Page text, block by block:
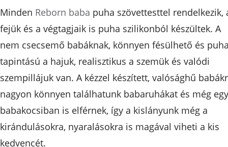
Minden Reborn baba puha szövettesttel rendelkezik,
fejük és a végtagjaik is puha szilikonból készültek. A
nem csecsemő babáknak, könnyen fésülhető és
tapintású a hajuk, realisztikus a szemük és valódi
szempillájuk van. A kézzel készített, valósághű
nagyon könnyen találhatunk babaruhákat és még egy
babakocsiban is elférnek, így a kislányunk még a
kirándulásokra, nyaralásokra is magával viheti a kis
kedvencét.